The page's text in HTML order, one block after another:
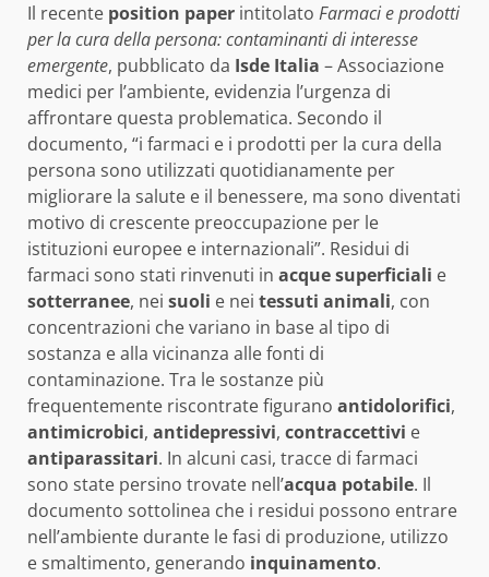
Il recente position paper intitolato Farmaci e prodotti
per la cura della persona: contaminanti di interesse
emergente, pubblicato da Isde Italia – Associazione
medici per l’ambiente, evidenzia l’urgenza di
affrontare questa problematica. Secondo il
documento, “i farmaci e i prodotti per la cura della
persona sono utilizzati quotidianamente per
migliorare la salute e il benessere, ma sono diventati
motivo di crescente preoccupazione per le
istituzioni europee e internazionali”. Residui di
farmaci sono stati rinvenuti in acque superficiali e
sotterranee, nei suoli e nei tessuti animali, con
concentrazioni che variano in base al tipo di
sostanza e alla vicinanza alle fonti di
contaminazione. Tra le sostanze più
frequentemente riscontrate figurano antidolorifici,
antimicrobici, antidepressivi, contraccettivi e
antiparassitari. In alcuni casi, tracce di farmaci
sono state persino trovate nell’acqua potabile. Il
documento sottolinea che i residui possono entrare
nell’ambiente durante le fasi di produzione, utilizzo
e smaltimento, generando inquinamento.